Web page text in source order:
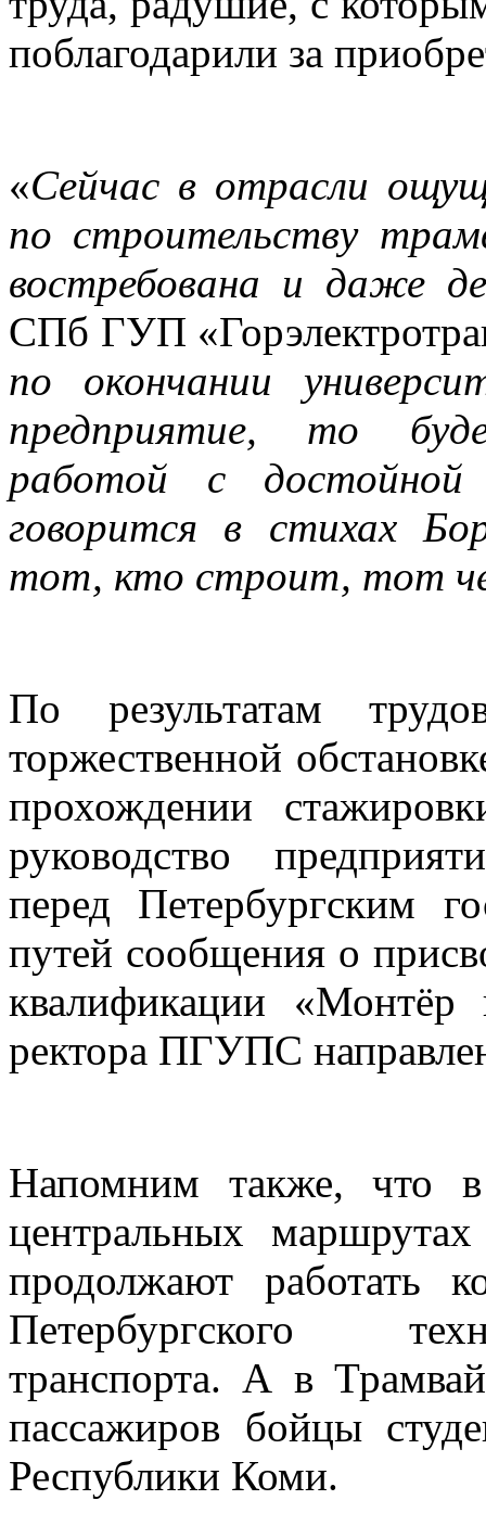
поблагодарили за
«Сейчас в отрасли
по строительству
востребована и даже
СПб ГУП
по окончании
предприятие, то
работой с
говорится в стихах
тот, кто строит, тот
По результатам
торжественной
прохождении
руководство
перед Петербургским
путей сообщения о
квалификации
ректора ПГУПС
Напомним также, что
центральных
продолжают работать
Петербургского
транспорта. А в
пассажиров бойцы
Республики Коми.